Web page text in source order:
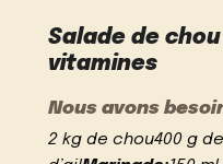
Salade de
vitamines
Nous avons
2 kg de chou400 g